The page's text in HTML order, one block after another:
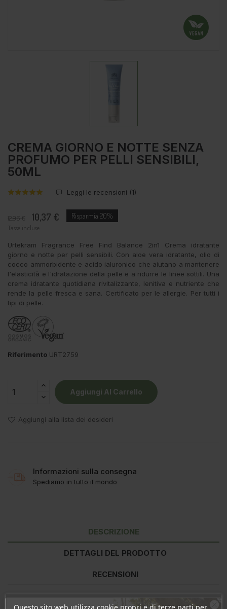
CREMA GIORNO E NOTTE SENZA
PROFUMO PER PELLI SENSIBILI,
50ML
Leggi le recensioni (1)
12,96 € 10,37 € Risparmia 20%
Tasse incluse
Urtekram Fragrance Free Find Balance 2in1 Crema idratante
giorno e notte per pelli sensibili. Con aloe vera idratante, olio di
cocco ammorbidente e acido ialuronico che aiutano a mantenere
l'elasticità e l'idratazione della pelle e a ridurre le linee sottili. Una
crema idratante quotidiana rivitalizzante, lenitiva e nutriente che
rende la pelle fresca e sana. Certificato per le allergie. Per tutti i
tipi di pelle.
Riferimento URT2759
Aggiungi Al Carrello
Aggiungi alla lista dei desideri
Informazioni sulla consegna
Spediamo in tutto il mondo
DESCRIZIONE
DETTAGLI DEL PRODOTTO
RECENSIONI
Questo sito web utilizza cookie propri e di terze parti per